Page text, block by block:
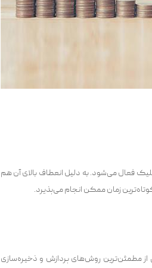
فعال می‌شود. به دلیل انعطاف بالای آن هم
زمان ممکن انجام می‌پذیرد.
مطمئن‌ترین روش‌های پردازش و ذخیره‌سازی